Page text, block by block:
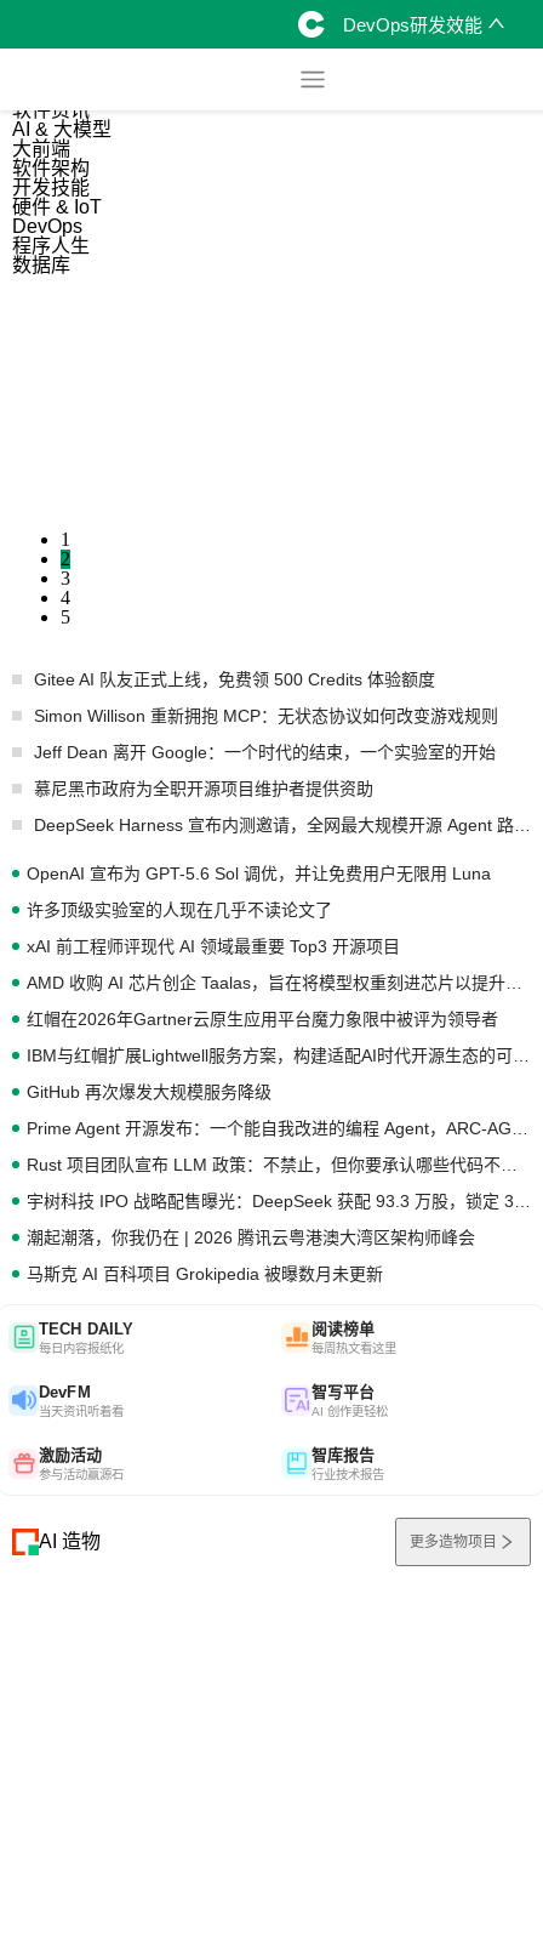
DevOps研发效能
软件资讯
AI & 大模型
大前端
软件架构
开发技能
硬件 & IoT
DevOps
程序人生
数据库
1
2
3
4
5
Gitee AI 队友正式上线，免费领 500 Credits 体验额度
Simon Willison 重新拥抱 MCP：无状态协议如何改变游戏规则
Jeff Dean 离开 Google：一个时代的结束，一个实验室的开始
慕尼黑市政府为全职开源项目维护者提供资助
OpenAI 宣布为 GPT-5.6 Sol 调优，并让免费用户无限用 Luna
许多顶级实验室的人现在几乎不读论文了
xAI 前工程师评现代 AI 领域最重要 Top3 开源项目
红帽在2026年Gartner云原生应用平台魔力象限中被评为领导者
GitHub 再次爆发大规模服务降级
潮起潮落，你我仍在 | 2026 腾讯云粤港澳大湾区架构师峰会
马斯克 AI 百科项目 Grokipedia 被曝数月未更新
TECH DAILY
每日内容报纸化
阅读榜单
每周热文看这里
DevFM
当天资讯听着看
智写平台
AI 创作更轻松
激励活动
参与活动赢源石
智库报告
行业技术报告
AI 造物 更多造物项目